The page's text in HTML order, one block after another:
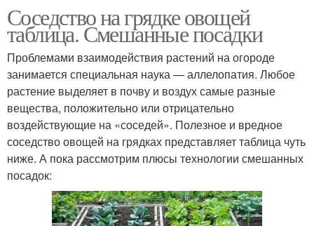
Соседство на грядке овощей
таблица. Смешанные посадки
Проблемами взаимодействия растений на огороде
занимается специальная наука — аллелопатия. Любое
растение выделяет в почву и воздух самые разные
вещества, положительно или отрицательно
воздействующие на «соседей». Полезное и вредное
соседство овощей на грядках представляет таблица чуть
ниже. А пока рассмотрим плюсы технологии смешанных
посадок: